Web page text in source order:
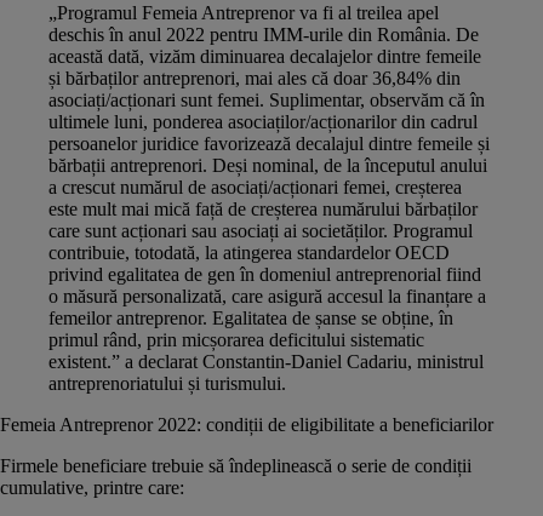
„Programul Femeia Antreprenor va fi al treilea apel
deschis în anul 2022 pentru IMM-urile din România. De
această dată, vizăm diminuarea decalajelor dintre femeile
și bărbaților antreprenori, mai ales că doar 36,84% din
asociați/acționari sunt femei. Suplimentar, observăm că în
ultimele luni, ponderea asociaților/acționarilor din cadrul
persoanelor juridice favorizează decalajul dintre femeile și
bărbații antreprenori. Deși nominal, de la începutul anului
a crescut numărul de asociați/acționari femei, creșterea
este mult mai mică față de creșterea numărului bărbaților
care sunt acționari sau asociați ai societăților. Programul
contribuie, totodată, la atingerea standardelor OECD
privind egalitatea de gen în domeniul antreprenorial fiind
o măsură personalizată, care asigură accesul la finanțare a
femeilor antreprenor. Egalitatea de șanse se obține, în
primul rând, prin micșorarea deficitului sistematic
existent.” a declarat Constantin-Daniel Cadariu, ministrul
antreprenoriatului și turismului.
Femeia Antreprenor 2022: condiții de eligibilitate a beneficiarilor
Firmele beneficiare trebuie să îndeplinească o serie de condiții
cumulative, printre care: